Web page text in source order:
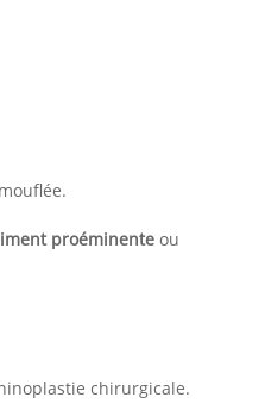
proéminente ou
chirurgicale.